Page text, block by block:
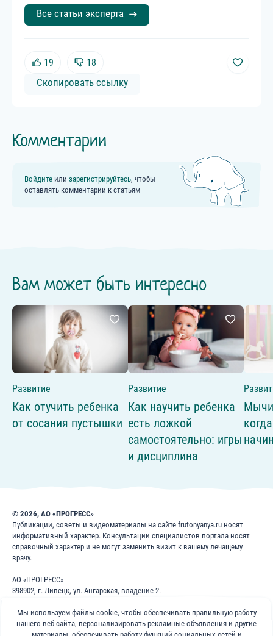
Все статьи эксперта
19 18
Скопировать ссылку
Комментарии
Войдите или зарегистрируйтесь, чтобы
оставлять комментарии к статьям
Вам может быть интересно
Развитие
Как отучить ребенка
от сосания пустышки
Развитие
Как научить ребенка
есть ложкой
самостоятельно: игры
и дисциплина
© 2026, АО «ПРОГРЕСС»
Публикации, советы и видеоматериалы на сайте frutonyanya.ru носят
информативный характер. Консультации специалистов портала носят
справочный характер и не могут заменить визит к вашему лечащему
врачу.
АО «ПРОГРЕСС»
398902, г. Липецк, ул. Ангарская, владение 2.
ОГРН: 1024840823996
Мы используем файлы cookie, чтобы обеспечивать правильную работу
нашего веб-сайта, персонализировать рекламные объявления и другие